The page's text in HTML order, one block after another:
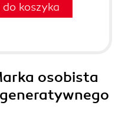
do koszyka
osobista